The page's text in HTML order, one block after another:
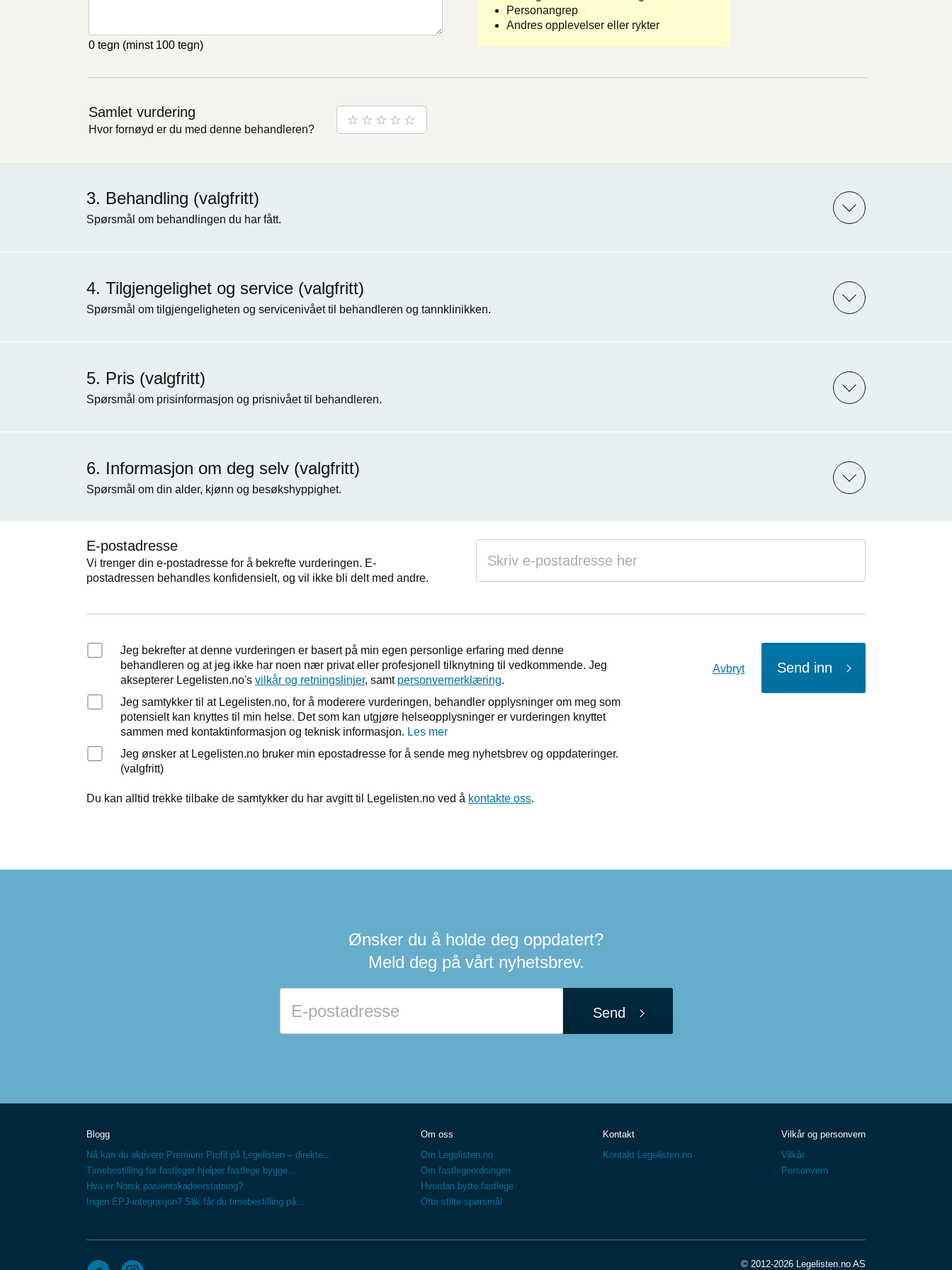
0 tegn (minst 100 tegn)
Personangrep
Andres opplevelser eller rykter
Samlet vurdering
Hvor fornøyd er du med denne behandleren?
Behandling (valgfritt)
Spørsmål om behandlingen du har fått.
Tilgjengelighet og service (valgfritt)
Spørsmål om tilgjengeligheten og servicenivået til behandleren og tannklinikken.
Pris (valgfritt)
Spørsmål om prisinformasjon og prisnivået til behandleren.
Informasjon om deg selv (valgfritt)
Spørsmål om din alder, kjønn og besøkshyppighet.
E-postadresse
Vi trenger din e-postadresse for å bekrefte vurderingen. E-
postadressen behandles konfidensielt, og vil ikke bli delt med andre.
Jeg bekrefter at denne vurderingen er basert på min egen personlige erfaring med denne
behandleren og at jeg ikke har noen nær privat eller profesjonell tilknytning til vedkommende. Jeg
aksepterer Legelisten.no's vilkår og retningslinjer, samt personvernerklæring.
Jeg samtykker til at Legelisten.no, for å moderere vurderingen, behandler opplysninger om meg som
potensielt kan knyttes til min helse. Det som kan utgjøre helseopplysninger er vurderingen knyttet
sammen med kontaktinformasjon og teknisk informasjon. Les mer
Jeg ønsker at Legelisten.no bruker min epostadresse for å sende meg nyhetsbrev og oppdateringer.
(valgfritt)
Du kan alltid trekke tilbake de samtykker du har avgitt til Legelisten.no ved å kontakte oss.
Avbryt Send inn
Ønsker du å holde deg oppdatert?
Meld deg på vårt nyhetsbrev.
Send
Blogg
Nå kan du aktivere Premium Profil på Legelisten – direkte...
Timebestilling for fastleger hjelper fastlege bygge...
Hva er Norsk pasientskadeerstatning?
Ingen EPJ-integrasjon? Slik får du timebestilling på...
Om oss
Om Legelisten.no
Om fastlegeordningen
Hvordan bytte fastlege
Ofte stilte spørsmål
Kontakt
Kontakt Legelisten.no
Vilkår og personvern
Vilkår
Personvern
© 2012-2026 Legelisten.no AS